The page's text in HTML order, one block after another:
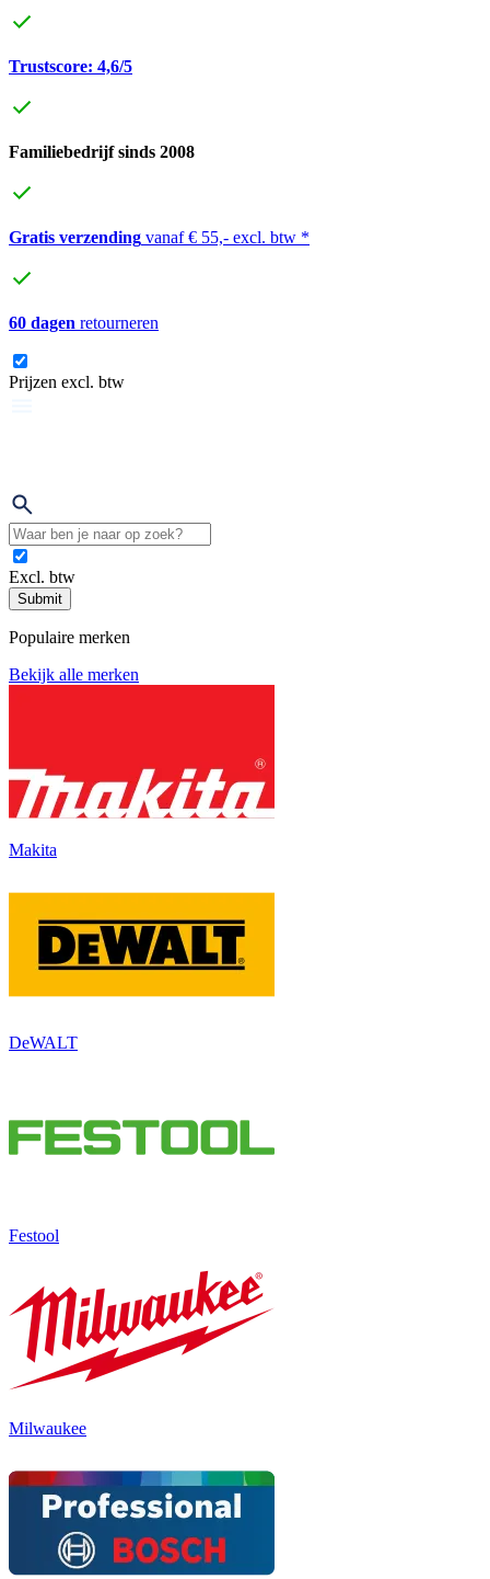
Trustscore: 4,6/5
Familiebedrijf sinds 2008
Gratis verzending vanaf € 55,- excl. btw *
60 dagen retourneren
Prijzen excl. btw
Excl. btw
Submit
Populaire merken
Bekijk alle merken
Makita
DeWALT
Festool
Milwaukee